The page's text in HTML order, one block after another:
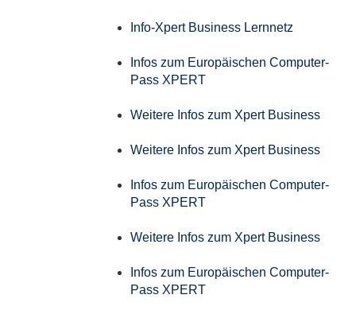
Info-Xpert Business Lernnetz
Infos zum Europäischen Computer-
Pass XPERT
Weitere Infos zum Xpert Business
Weitere Infos zum Xpert Business
Infos zum Europäischen Computer-
Pass XPERT
Weitere Infos zum Xpert Business
Infos zum Europäischen Computer-
Pass XPERT